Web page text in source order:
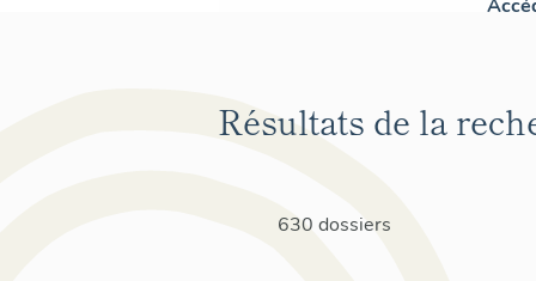
Résultats de la
630 dossiers